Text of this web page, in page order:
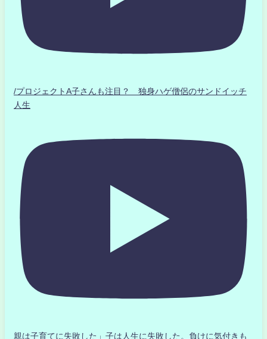
/プロジェクトA子さんも注目？ 独身ハゲ僧侶のサンドイッチ
人生
親は子育てに失敗した」子は人生に失敗した。負けに気付きも